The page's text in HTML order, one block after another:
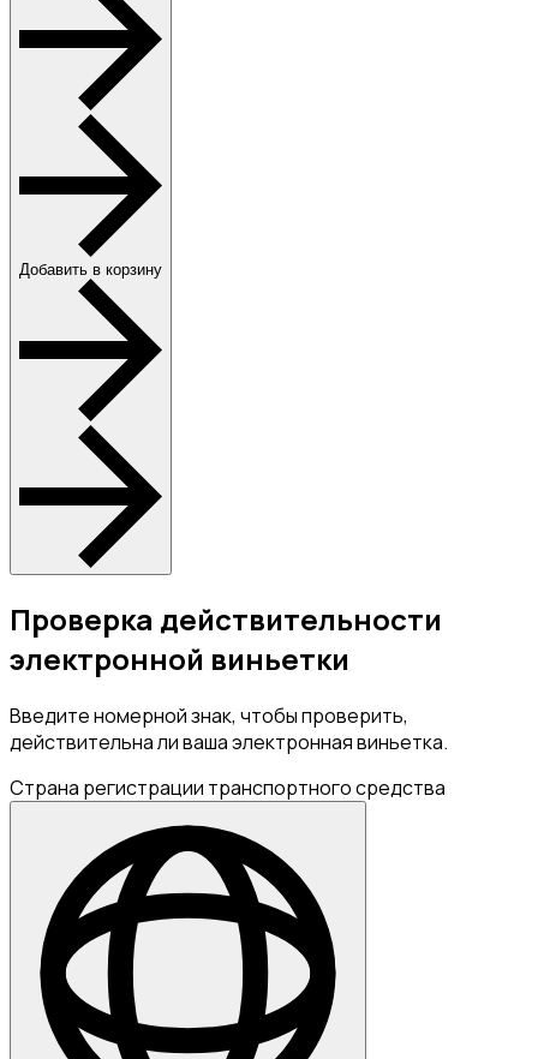
Добавить в корзину
Проверка действительности
электронной виньетки
Введите номерной знак, чтобы проверить,
действительна ли ваша электронная виньетка.
Страна регистрации транспортного средства